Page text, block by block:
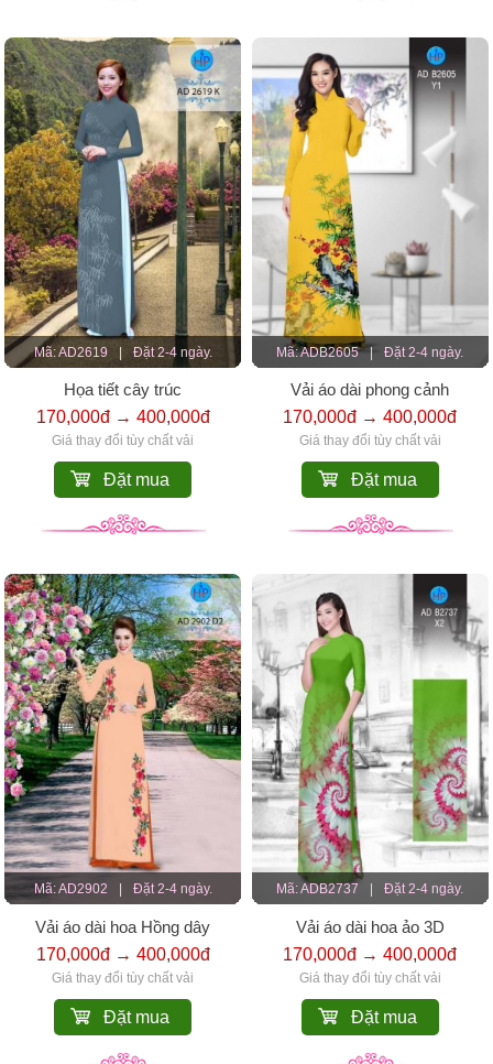
Mã: AD2619 | Đặt 2-4 ngày.
Họa tiết cây trúc
170,000đ → 400,000đ
Giá thay đổi tùy chất vải
Đặt mua
Mã: ADB2605 | Đặt 2-4 ngày.
Vải áo dài phong cảnh
170,000đ → 400,000đ
Giá thay đổi tùy chất vải
Đặt mua
Mã: AD2902 Đặt 2-4 ngày.
Vải áo dài hoa Hồng dây
170,000đ → 400,000đ
Giá thay đổi tùy chất vải
Đặt mua
Mã: ADB2737 Đặt 2-4 ngày.
Vải áo dài hoa ảo 3D
170,000đ → 400,000đ
Giá thay đổi tùy chất vải
Đặt mua